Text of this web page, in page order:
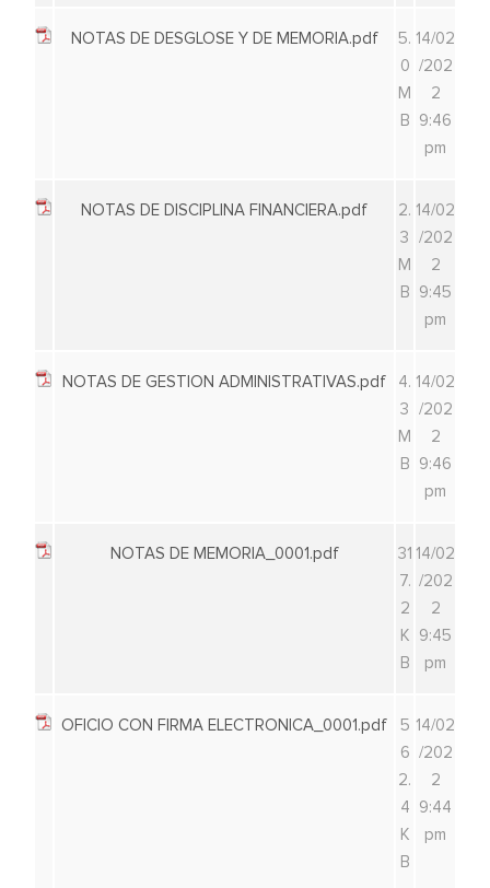
NOTAS DE DESGLOSE Y DE MEMORIA.pdf
5.
0
M
B
14/02
/202
2
9:46
pm
NOTAS DE DISCIPLINA FINANCIERA.pdf
2.
3
M
B
14/02
/202
2
9:45
pm
NOTAS DE GESTION ADMINISTRATIVAS.pdf
4.
3
M
B
14/02
/202
2
9:46
pm
NOTAS DE MEMORIA_0001.pdf
31
7.
2
K
B
14/02
/202
2
9:45
pm
OFICIO CON FIRMA ELECTRONICA_0001.pdf
5
6
2.
4
K
B
14/02
/202
2
9:44
pm